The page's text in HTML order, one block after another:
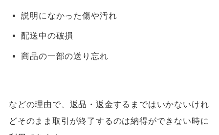
説明になかった傷や汚れ
配送中の破損
商品の一部の送り忘れ
などの理由で、返品・返金するまではいかないけれ
どそのまま取引が終了するのは納得ができない時に